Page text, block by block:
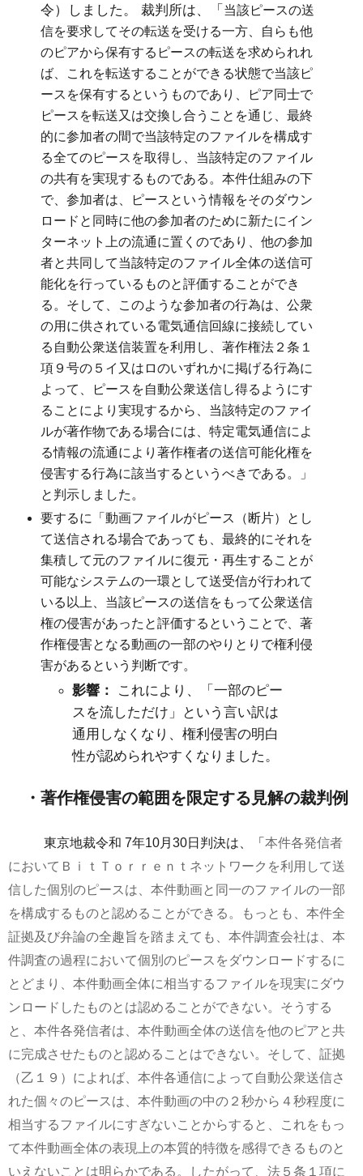
令）しました。
裁判所は、「当該ピースの送
信を要求してその転送を受ける一方、自らも他
のピアから保有するピースの転送を求められれ
ば、これを転送することができる状態で当該ピ
ースを保有するというものであり、ピア同士で
ピースを転送又は交換し合うことを通じ、最終
的に参加者の間で当該特定のファイルを構成す
る全てのピースを取得し、当該特定のファイル
の共有を実現するものである。本件仕組みの下
で、参加者は、ピースという情報をそのダウン
ロードと同時に他の参加者のために新たにイン
ターネット上の流通に置くのであり、他の参加
者と共同して当該特定のファイル全体の送信可
能化を行っているものと評価することができ
る。そして、このような参加者の行為は、公衆
の用に供されている電気通信回線に接続してい
る自動公衆送信装置を利用し、著作権法２条１
項９号の５イ又はロのいずれかに掲げる行為に
よって、ピースを自動公衆送信し得るようにす
ることにより実現するから、当該特定のファイ
ルが著作物である場合には、特定電気通信によ
る情報の流通により著作権者の送信可能化権を
侵害する行為に該当するというべきである。」
と判示しました。
要するに「動画ファイルがピース（断片）とし
て送信される場合であっても、最終的にそれを
集積して元のファイルに復元・再生することが
可能なシステムの一環として送受信が行われて
いる以上、当該ピースの送信をもって公衆送信
権の侵害があったと評価するということで、著
作権侵害となる動画の一部のやりとりで権利侵
害があるという判断です。
影響：
これにより、「一部のピー
スを流しただけ」という言い訳は
通用しなくなり、権利侵害の明白
性が認められやすくなりました。
・著作権侵害の範囲を限定する見解の裁判例
東京地裁令和 7年10月30日判決は、「 本件各発信者
においてＢｉｔＴｏｒｒｅｎｔネットワークを利用して送
信した個別のピースは、本件動画と同一のファイルの一部
を構成するものと認めることができる。もっとも、本件全
証拠及び弁論の全趣旨を踏まえても、本件調査会社は、本
件調査の過程において個別のピースをダウンロードするに
とどまり、本件動画全体に相当するファイルを現実にダウ
ンロードしたものとは認めることができない。そうする
と、本件各発信者は、本件動画全体の送信を他のピアと共
に完成させたものと認めることはできない。そして、証拠
（乙１９）によれば、本件各通信によって自動公衆送信さ
れた個々のピースは、本件動画の中の２秒から４秒程度に
相当するファイルにすぎないことからすると、これをもっ
て本件動画全体の表現上の本質的特徴を感得できるものと
いえないことは明らかである。したがって、法５条１項に